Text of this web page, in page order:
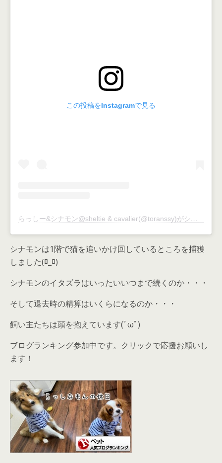
この投稿をInstagramで見る
らっしー&シナモン@sheltie & cavalier(@toranssy)がシェアした投稿
シナモンは1階で猫を追いかけ回しているところを捕獲
しました(ﾛ_ﾛ)ゞ
シナモンのイタズラはいったいいつまで続くのか・・・
そして退去時の精算はいくらになるのか・・・
飼い主たちは頭を抱えています(ﾟωﾟ)
ブログランキング参加中です。クリックで応援お願いし
ます！